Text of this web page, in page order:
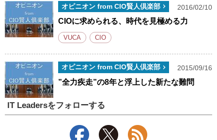
オピニオン from CIO賢人倶楽部 2016/02/10
CIOに求められる、時代を見極める力
VUCA CIO
オピニオン from CIO賢人倶楽部 2015/09/16
”全力疾走”の8年と浮上した新たな難問
IT Leadersをフォローする